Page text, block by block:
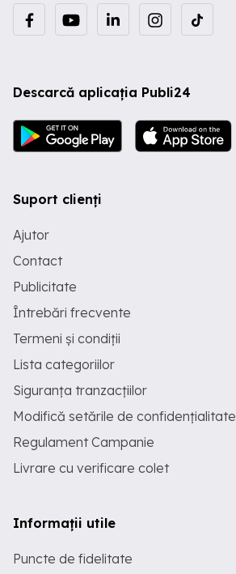
Descarcă aplicația Publi24
Suport clienți
Ajutor
Contact
Publicitate
Întrebări frecvente
Termeni și condiții
Lista categoriilor
Siguranța tranzacțiilor
Modifică setările de confidențialitate
Regulament Campanie
Livrare cu verificare colet
Informații utile
Puncte de fidelitate